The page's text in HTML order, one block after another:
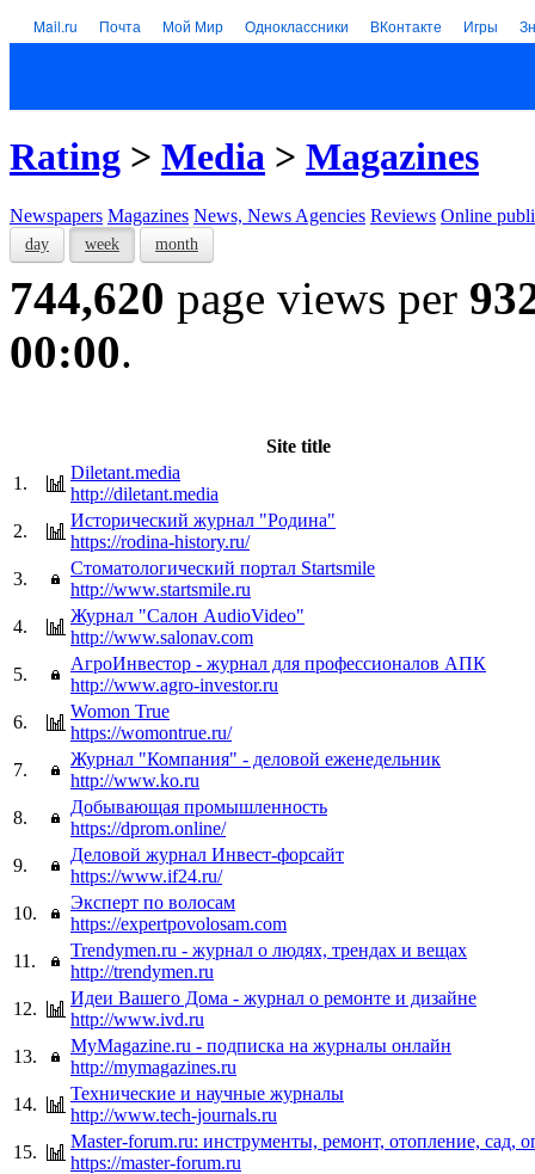
Mail.ru Почта Мой Мир Одноклассники ВКонтакте Игры
Rating > Media > Magazines
Newspapers Magazines News, News Agencies Reviews Online
day week month
744,620 page views per
00:00.
Site title
1.
Diletant.media
http://diletant.media
2.
Исторический журнал "Родина"
https://rodina-history.ru/
3.
Стоматологический портал Startsmile
http://www.startsmile.ru
4.
Журнал "Салон AudioVideo"
http://www.salonav.com
5.
АгроИнвестор - журнал для профессионалов АПК
http://www.agro-investor.ru
6.
Womon True
https://womontrue.ru/
7.
Журнал "Компания" - деловой еженедельник
http://www.ko.ru
8.
Добывающая промышленность
https://dprom.online/
9.
Деловой журнал Инвест-форсайт
https://www.if24.ru/
10.
Эксперт по волосам
https://expertpovolosam.com
11.
Trendymen.ru - журнал о людях, трендах и вещах
http://trendymen.ru
12.
Идеи Вашего Дома - журнал о ремонте и дизайне
http://www.ivd.ru
13.
MyMagazine.ru - подписка на журналы онлайн
http://mymagazines.ru
14.
Технические и научные журналы
http://www.tech-journals.ru
15.
Master-forum.ru: инструменты, ремонт, отопление, сад,
https://master-forum.ru